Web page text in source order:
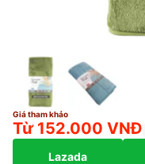
Giá tham khảo
Từ 152.000 VNĐ
Lazada